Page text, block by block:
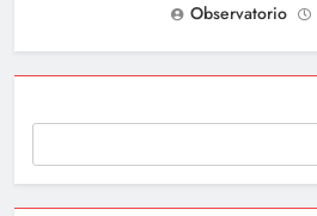
Observatorio